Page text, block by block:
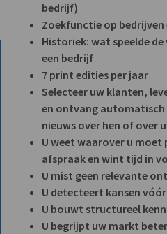
bedrijf)
Zoekfunctie op bedrijven
Historiek: wat speelde
een bedrijf
7 print edities per jaar
Selecteer uw klanten,
en ontvang automatisch
nieuws over hen of over
U weet waarover u moet
afspraak en wint tijd in
U mist geen relevante
U detecteert kansen
U bouwt structureel
U begrijpt uw markt beter